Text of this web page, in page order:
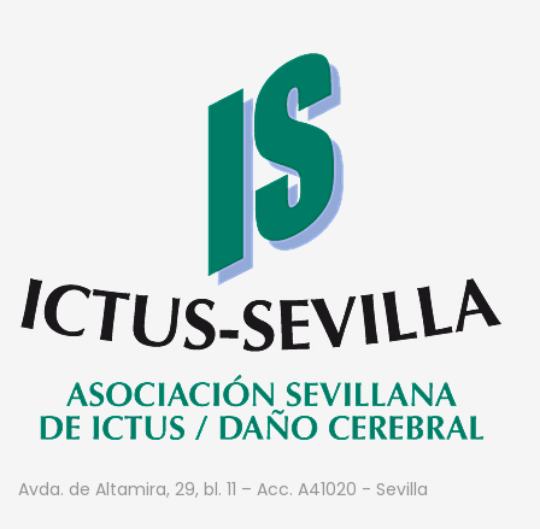
Avda. de Altamira, 29, bl. 11 – Acc. A41020 - Sevilla